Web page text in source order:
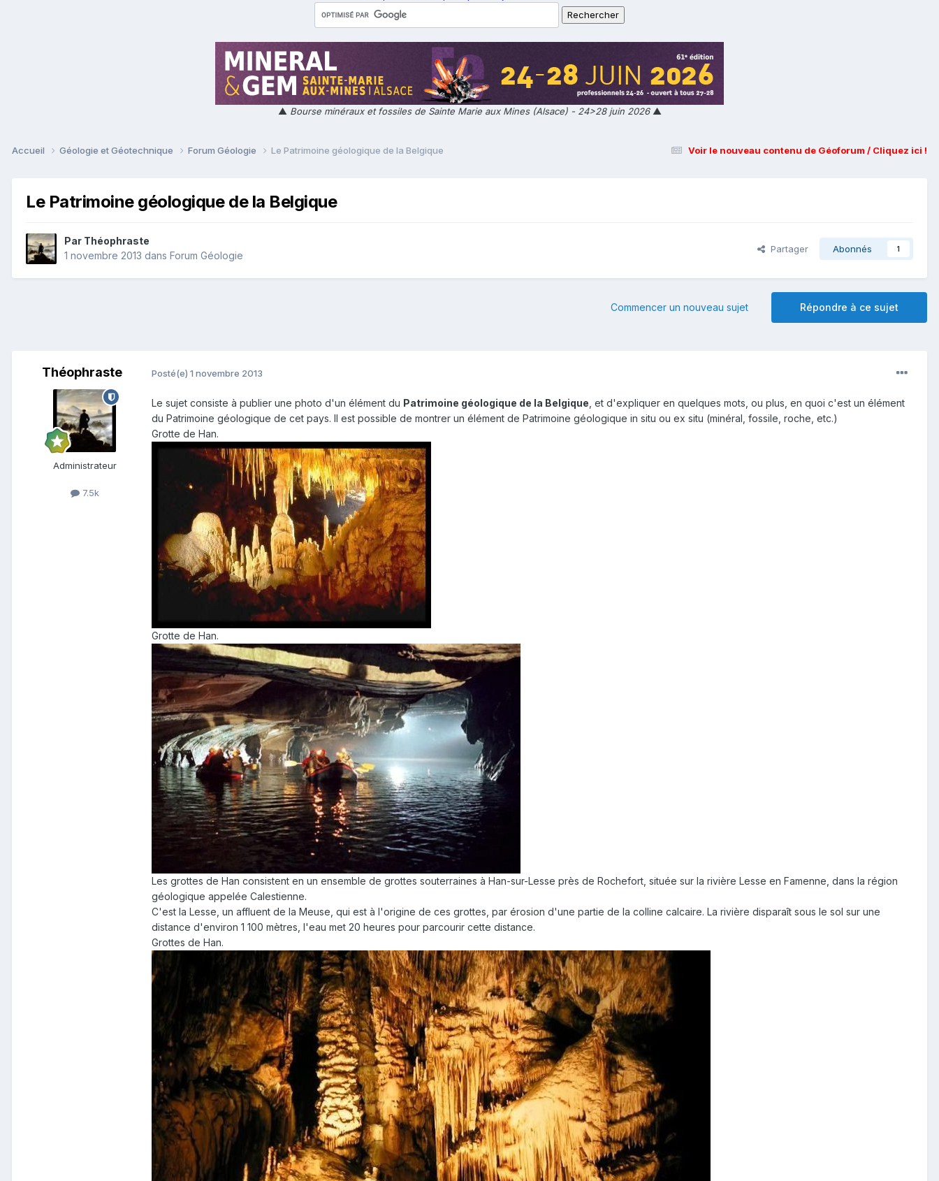
▲ Bourse minéraux et fossiles de Sainte Marie aux Mines (Alsace) - 24>28 juin 2026▲
Voir le nouveau contenu de Géoforum / Cliquez ici !
Accueil Géologie et Géotechnique Forum Géologie Le Patrimoine géologique de la Belgique
Le Patrimoine géologique de la Belgique
Par Théophraste
1 novembre 2013 dans Forum Géologie
Partager Abonnés 1
Répondre à ce sujet
Commencer un nouveau sujet
Théophraste
Administrateur
7.5k
Posté(e) 1 novembre 2013
Le sujet consiste à publier une photo d'un élément du Patrimoine géologique de la Belgique , et d'expliquer en quelques mots, ou plus, en quoi c'est un élément
du Patrimoine géologique de cet pays. Il est possible de montrer un élément de Patrimoine géologique in situ ou ex situ (minéral, fossile, roche, etc.)
Grotte de Han.
Grotte de Han.
Les grottes de Han consistent en un ensemble de grottes souterraines à Han-sur-Lesse près de Rochefort, située sur la rivière Lesse en Famenne, dans la région
géologique appelée Calestienne.
C'est la Lesse, un affluent de la Meuse, qui est à l'origine de ces grottes, par érosion d'une partie de la colline calcaire. La rivière disparaît sous le sol sur une
distance d'environ 1 100 mètres, l'eau met 20 heures pour parcourir cette distance.
Grottes de Han.